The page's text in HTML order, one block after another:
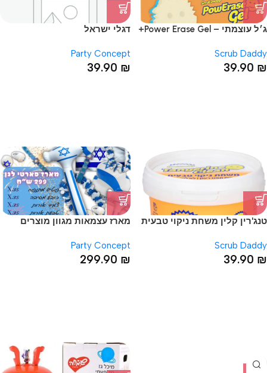
ג׳ל עוצמתי – Power Erase Gel+
Scrub Daddy
39.90 ₪
דגלי ישראל
Party Concept
39.90 ₪
טנג'רין קלין משחת ניקוי טבעית
Scrub Daddy
39.90 ₪
HOT
מארז עצמאות מגוון מוצרים
Party Concept
299.90 ₪